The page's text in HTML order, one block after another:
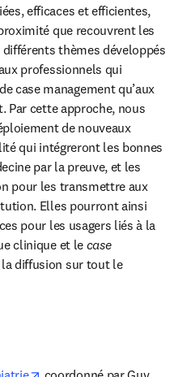
efficaces et efficientes,
que recouvrent les
thèmes développés
professionnels qui
case management qu’aux
Par cette approche, nous
de nouveaux
qui intégreront les bonnes
par la preuve, et les
pour les transmettre aux
Elles pourront ainsi
pour les usagers liés à la
clinique et le case
diffusion sur tout le
opens in new tab/window